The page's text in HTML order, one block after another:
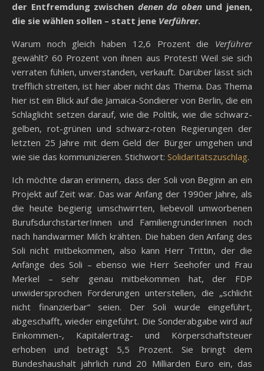
der Entfremdung zwischen denen da obenund jenen,
die sie wählen sollen – statt jene Verführer.
Warum noch gleich haben 12,6 Prozent die Verführer
gewählt? 60 Prozent von ihnen aus Protest! Weil sie sich
verraten fühlen, unverstanden, verkauft. Darüber lässt sich
trefflich streiten, ist hier aber nicht das Thema. Das Thema
hier ist ein Blick auf die Jamaica-Sondierer von Berlin, die ein
Schlaglicht setzen darauf, wie die Politik, wie die schwarz-
gelben, rot-grünen und schwarz-roten Regierungen der
letzten 25 Jahre mit dem Geld der Bürger umgehen und
wie sie das kommunizieren. Stichwort: Solidaritätszuschlag.
Ich möchte daran erinnern, dass der Soli von Beginn an ein
Projekt auf Zeit war. Das war Anfang der 1990er Jahre, als
die heute begierig umschwirrten, liebevoll umworbenen
BurufsdurchstarterInnen und FamiliengründerInnen noch
nach handwarmer Milch krähten. Die haben den Anfang des
Soli nicht mitbekommen, also kann Herr Trittin, der die
Anfänge des Soli – ebenso wie Herr Seehofer und Frau
Merkel – sehr genau mitbekommen hat, der FDP
unwidersprochen Forderungen unterstellen, die „schlicht
nicht finanzierbar“ seien. Der Soli wurde eingeführt,
abgeschafft, wieder eingeführt. Die Sonderabgabe wird auf
Einkommen-, Kapitalertrag- und Körperschaftsteuer
erhoben und beträgt 5,5 Prozent. Sie bringt dem
Bundeshaushalt jährlich rund 20 Milliarden Euro ein, das